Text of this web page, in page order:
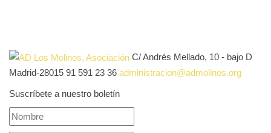
C/ Andrés Mellado, 10 - bajo D
Madrid-28015 91 591 23 36 administracion@admolinos.org
Suscríbete a nuestro boletín